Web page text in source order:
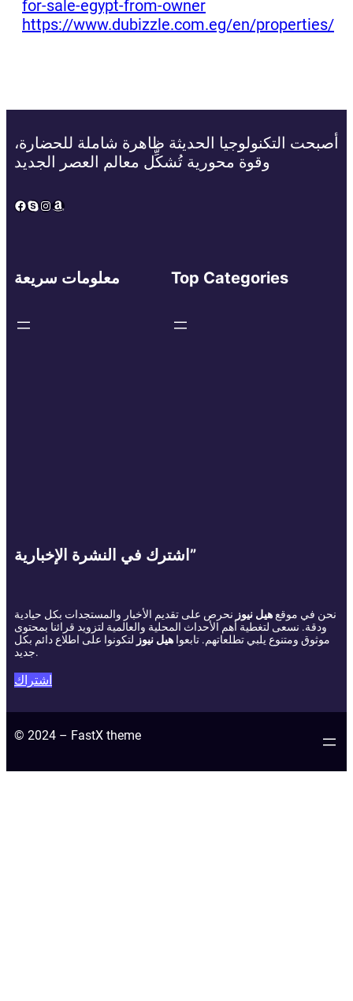
for-sale-egypt-from-owner
https://www.dubizzle.com.eg/en/properties/
أصبحت التكنولوجيا الحديثة ظاهرة شاملة للحضارة،
وقوة محورية تُشكِّل معالم العصر الجديد
Facebook
Skype
Instagram
Amazon
معلومات سريعة Top Categories
اشترك في النشرة الإخبارية”
نحن في موقعهيل نيوز نحرص على تقديم الأخبار والمستجدات بكل حيادية
ودقة. نسعى لتغطية أهم الأحداث المحلية والعالمية لتزويد قرائنا بمحتوى
موثوق ومتنوع يلبي تطلعاتهم. تابعوا هيل نيوز لتكونوا على اطلاع دائم بكل
جديد.
اشتراك
© 2024 – FastX theme